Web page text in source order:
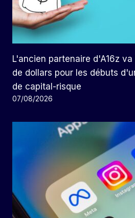
L'ancien partenaire d'A16z
de dollars pour les débuts
de capital-risque
07/08/2026